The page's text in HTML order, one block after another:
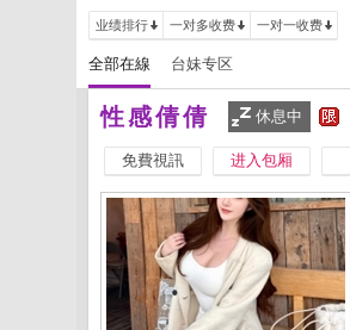
业绩排行 一对多收费 一对一收费
全部在線 台妹专区
性感倩倩 休息中
免費視訊 进入包厢